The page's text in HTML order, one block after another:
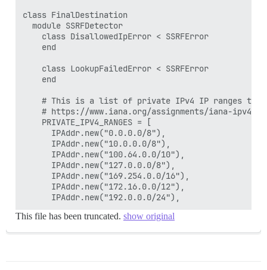
class FinalDestination
  module SSRFDetector
    class DisallowedIpError < SSRFError
    end
    class LookupFailedError < SSRFError
    end
# This is a list of private IPv4 IP ranges
# https://www.iana.org/assignments/iana-ipv4-
    PRIVATE_IPV4_RANGES = [
      IPAddr.new("0.0.0.0/8"),
      IPAddr.new("10.0.0.0/8"),
      IPAddr.new("100.64.0.0/10"),
      IPAddr.new("127.0.0.0/8"),
      IPAddr.new("169.254.0.0/16"),
      IPAddr.new("172.16.0.0/12"),
This file has been truncated. show original